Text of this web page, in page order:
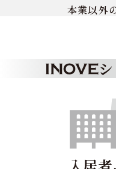
本業以外